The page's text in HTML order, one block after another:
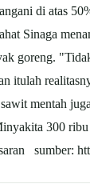
di atas
Sinaga
goreng.
itulah
mentah
300
sumber: